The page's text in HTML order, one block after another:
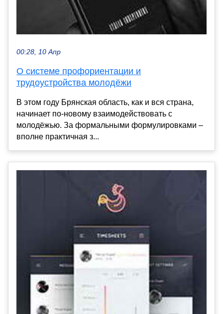
00:28, 10 Апр
О системе профориентации и
трудоустройства молодёжи
В этом году Брянская область, как и вся страна,
начинает по-новому взаимодействовать с
молодёжью. За формальными формулировками –
вполне практичная з...